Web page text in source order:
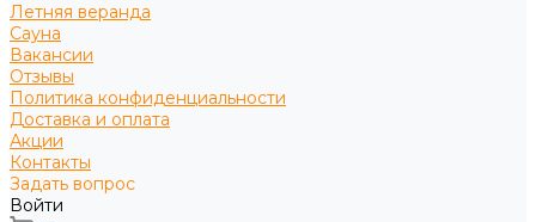
Летняя веранда
Сауна
Вакансии
Отзывы
Политика конфиденциальности
Доставка и оплата
Акции
Контакты
Задать вопрос
Войти